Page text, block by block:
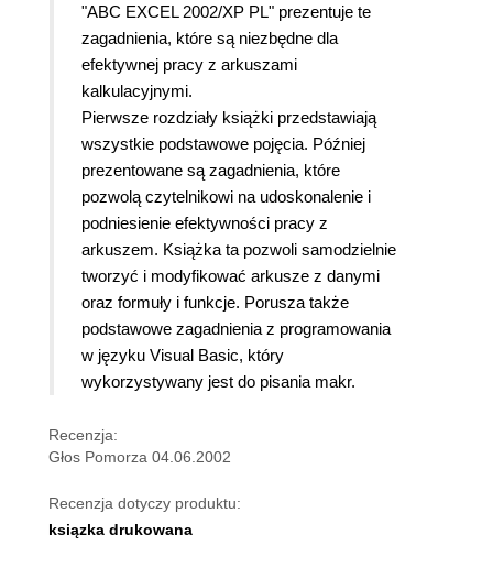
"ABC EXCEL 2002/XP PL" prezentuje te
zagadnienia, które są niezbędne dla
efektywnej pracy z arkuszami
kalkulacyjnymi.
Pierwsze rozdziały książki przedstawiają
wszystkie podstawowe pojęcia. Później
prezentowane są zagadnienia, które
pozwolą czytelnikowi na udoskonalenie i
podniesienie efektywności pracy z
arkuszem. Książka ta pozwoli samodzielnie
tworzyć i modyfikować arkusze z danymi
oraz formuły i funkcje. Porusza także
podstawowe zagadnienia z programowania
w języku Visual Basic, który
wykorzystywany jest do pisania makr.
Recenzja:
Głos Pomorza 04.06.2002
Recenzja dotyczy produktu:
ksiązka drukowana